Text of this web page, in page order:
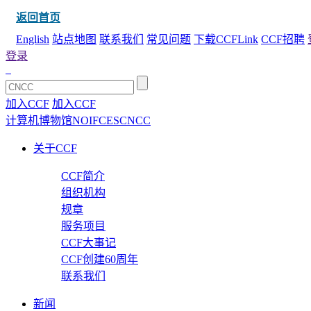
返回首页
English 站点地图 联系我们 常见问题 下载CCFLink CCF招聘
登录
加入CCF 加入CCF
计算机博物馆NOIFCESCNCC
关于CCF
CCF简介
组织机构
规章
服务项目
CCF大事记
CCF创建60周年
联系我们
新闻